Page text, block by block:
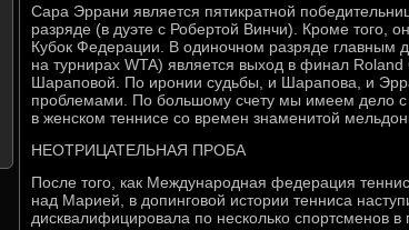
Сара Эррани является пятикратной
разряде (в дуэте с Робертой Винчи). Кроме того,
Кубок Федерации. В одиночном разряде главным
на турнирах WTA) является выход в финал
Шараповой. По иронии судьбы, и Шарапова, и
проблемами. По большому счету мы имеем дело
в женском теннисе со времен знаменитой
НЕОТРИЦАТЕЛЬНАЯ ПРОБА
После того, как Международная федерация
над Марией, в допинговой истории тенниса
дисквалифицировала по несколько спортсменов